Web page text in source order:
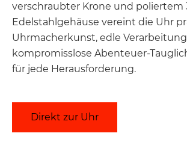
verschraubter Krone und poliertem
Edelstahlgehäuse vereint die Uhr
Uhrmacherkunst, edle
kompromisslose Abenteuer-
für jede Herausforderung.
Direkt zur Uhr